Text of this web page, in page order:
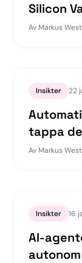
Silicon
Av Markus
Insikter 22
tappa
Av Markus
Insikter 16
AI-